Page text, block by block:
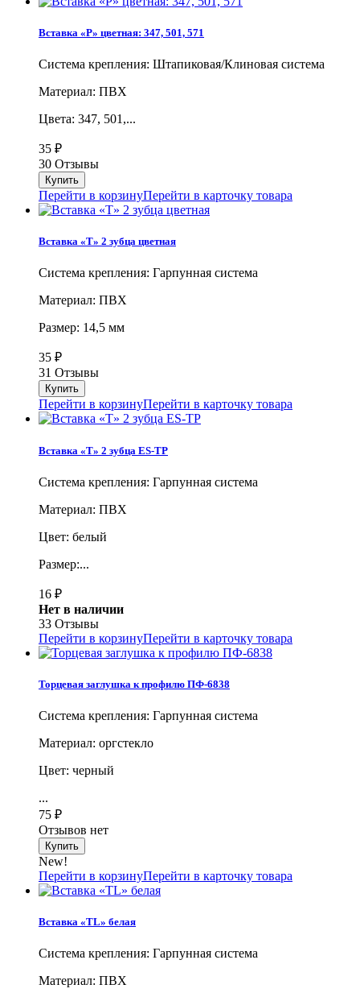
Вставка «Р» цветная: 347, 501, 571
Система крепления: Штапиковая/Клиновая система
Материал: ПВХ
Цвета: 347, 501,...
35 ₽
30 Отзывы
Перейти в корзинуПерейти в карточку товара
Вставка «Т» 2 зубца цветная
Система крепления: Гарпунная система
Материал: ПВХ
Размер: 14,5 мм
35 ₽
31 Отзывы
Перейти в корзинуПерейти в карточку товара
Вставка «Т» 2 зубца ES-TP
Система крепления: Гарпунная система
Материал: ПВХ
Цвет: белый
Размер:...
16 ₽
Нет в наличии
33 Отзывы
Перейти в корзинуПерейти в карточку товара
Торцевая заглушка к профилю ПФ-6838
Система крепления: Гарпунная система
Материал: оргстекло
Цвет: черный
...
75 ₽
Отзывов нет
New!
Перейти в корзинуПерейти в карточку товара
Вставка «TL» белая
Система крепления: Гарпунная система
Материал: ПВХ